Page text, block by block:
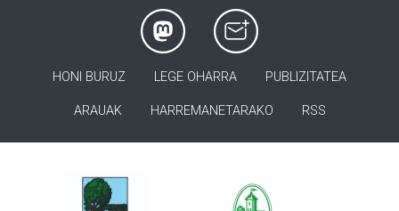
HONI BURUZ LEGE OHARRA PUBLIZITATEA
ARAUAK HARREMANETARAKO RSS